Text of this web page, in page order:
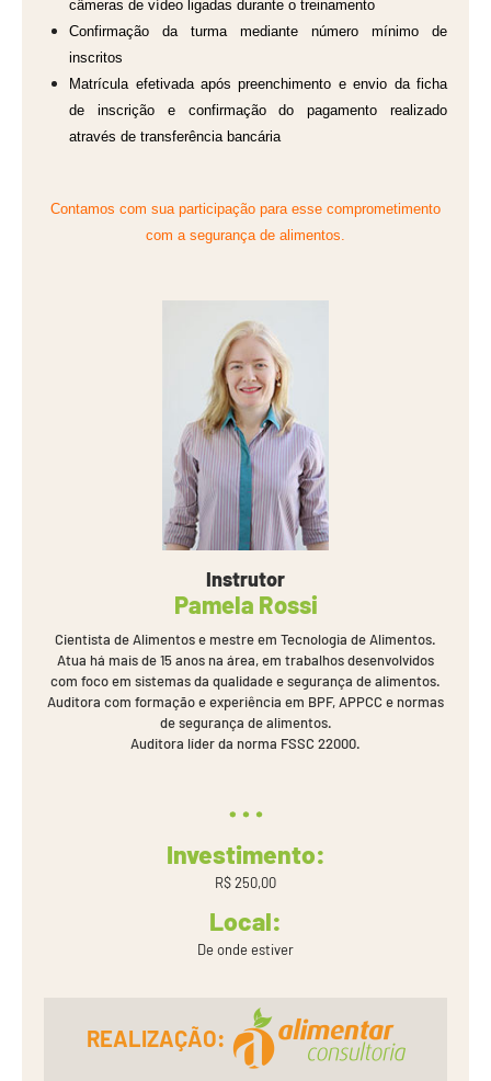
câmeras de vídeo ligadas durante o treinamento
Confirmação da turma mediante número mínimo de
inscritos
Matrícula efetivada após preenchimento e envio da ficha
de inscrição e confirmação do pagamento realizado
através de transferência bancária
Contamos com sua participação para esse comprometimento
com a segurança de alimentos.
Instrutor
Pamela Rossi
Cientista de Alimentos e mestre em Tecnologia de Alimentos.
Atua há mais de 15 anos na área, em trabalhos desenvolvidos
com foco em sistemas da qualidade e segurança de alimentos.
Auditora com formação e experiência em BPF, APPCC e normas
de segurança de alimentos.
Auditora líder da norma FSSC 22000.
Investimento:
R$ 250,00
Local:
De onde estiver
REALIZAÇÃO: